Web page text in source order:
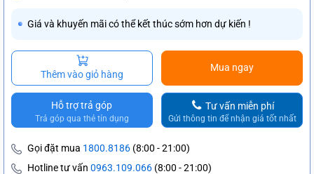
Giá và khuyến mãi có thể kết thúc sớm hơn dự kiến !
Thêm vào giỏ hàng
Mua ngay
Hỗ trợ trả góp
Trả góp qua thẻ tín dụng
Tư vấn miễn phí
Gửi thông tin để nhận giá tốt nhất
Gọi đặt mua 1800.8186 (8:00 - 21:00)
Hotline tư vấn 0963.109.066 (8:00 - 21:00)